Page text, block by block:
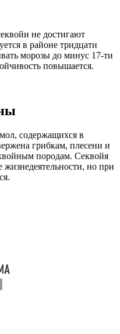
не достигают
в районе тридцати
морозы до минус 17-ти
повышается.
содержащихся в
грибкам, плесени и
породам. Секвойя
жизнедеятельности, но при